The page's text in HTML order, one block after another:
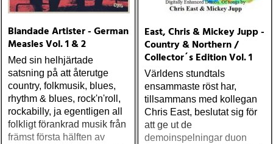
Blandade Artister - German
Measles Vol. 1 & 2
Med sin helhjärtade
satsning på att återutge
country, folkmusik, blues,
rhythm & blues, rock'n'roll,
rockabilly, ja egentligen all
folkligt förankrad musik från
främst första hälften av
East, Chris & Mickey Jupp -
Country & Northern /
Collector´s Edition Vol. 1
Världens stundtals
ensammaste röst har,
tillsammans med kollegan
Chris East, beslutat sig för
att ge ut de
demoinspelningar duon